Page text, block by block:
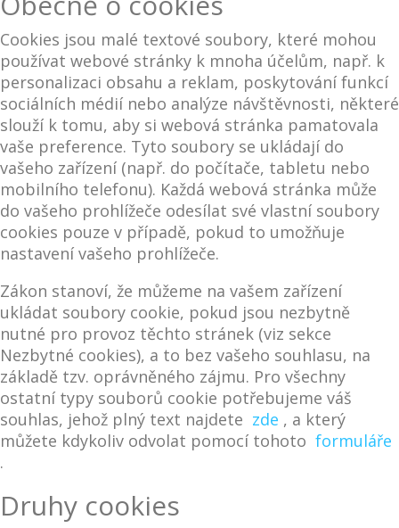
Cookies jsou malé textové soubory, které mohou
používat webové stránky k mnoha účelům, např. k
personalizaci obsahu a reklam, poskytování funkcí
sociálních médií nebo analýze návštěvnosti, některé
slouží k tomu, aby si webová stránka pamatovala
vaše preference. Tyto soubory se ukládají do
vašeho zařízení (např. do počítače, tabletu nebo
mobilního telefonu). Každá webová stránka může
do vašeho prohlížeče odesílat své vlastní soubory
cookies pouze v případě, pokud to umožňuje
nastavení vašeho prohlížeče.
Zákon stanoví, že můžeme na vašem zařízení
ukládat soubory cookie, pokud jsou nezbytně
nutné pro provoz těchto stránek (viz sekce
Nezbytné cookies), a to bez vašeho souhlasu, na
základě tzv. oprávněného zájmu. Pro všechny
ostatní typy souborů cookie potřebujeme váš
souhlas, jehož plný text najdete zde , a který
můžete kdykoliv odvolat pomocí tohoto formuláře
.
Druhy cookies